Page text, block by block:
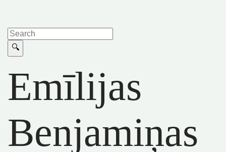
Emīlijas
Benjamiņas